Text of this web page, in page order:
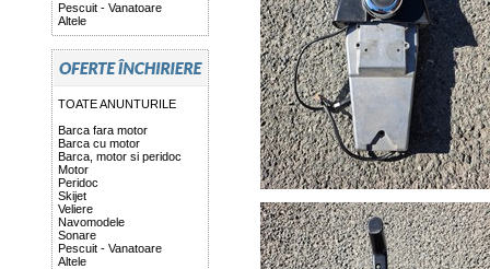
Pescuit - Vanatoare
Altele
TOATE ANUNTURILE
Barca fara motor
Barca cu motor
Barca, motor si peridoc
Motor
Peridoc
Skijet
Veliere
Navomodele
Sonare
Pescuit - Vanatoare
Altele